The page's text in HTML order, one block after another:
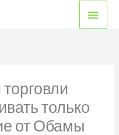
только
от Обамы